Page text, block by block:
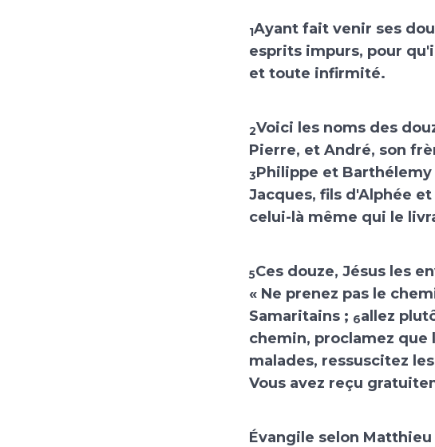
1Ayant fait venir ses
esprits impurs, pour
et toute infirmité.
2Voici les noms des
Pierre, et André, son
3Philippe et
Jacques, fils d'Alphée
celui-là même qui le
5Ces douze, Jésus les
« Ne prenez pas le
Samaritains ; 6allez
chemin, proclamez que
malades, ressuscitez
Vous avez reçu
Évangile selon Matthieu